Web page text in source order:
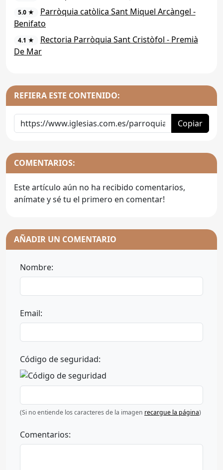
5.0 ★
Parròquia catòlica Sant Miquel Arcàngel -
Benifato
4.1 ★
Rectoria Parròquia Sant Cristòfol - Premià
De Mar
REFIERA ESTE CONTENIDO:
Copiar
COMENTARIOS:
Este artículo aún no ha recibido comentarios,
anímate y sé tu el primero en comentar!
AÑADIR UN COMENTARIO
Nombre:
Email:
Código de seguridad:
(Si no entiende los caracteres de la imagen recargue la página)
Comentarios: